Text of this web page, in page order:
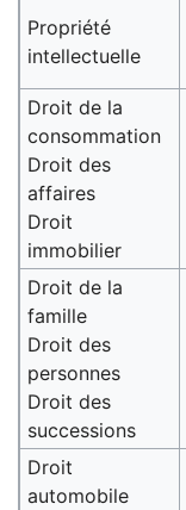
Propriété
intellectuelle
Droit de la
consommation
Droit des
affaires
Droit
immobilier
Droit de la
famille
Droit des
personnes
Droit des
successions
Droit
automobile